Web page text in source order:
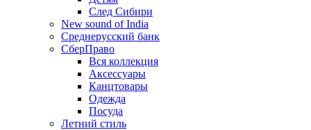
След Сибири
New sound of India
Среднерусский банк
СберПраво
Вся коллекция
Аксессуары
Канцтовары
Одежда
Посуда
Летний стиль